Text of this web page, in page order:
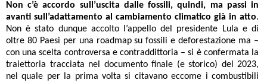
Non c’è accordo sull’uscita dalle fossili, quindi, ma passi in
avanti sull’adattamento al cambiamento climatico già in atto.
Non è stato dunque accolto l’appello del presidente Lula e di
oltre 80 Paesi per una roadmap su fossili e deforestazione ma –
con una scelta controversa e contraddittoria – si è confermata la
traiettoria tracciata nel documento finale (e storico) del 2023,
nel quale per la prima volta si citavano eccome i combustibili